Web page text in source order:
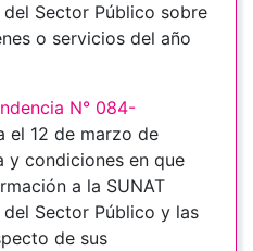
Sector Público sobre
o servicios del año
N° 084-
el 12 de marzo de
y condiciones en que
a la SUNAT
Sector Público y las
de sus